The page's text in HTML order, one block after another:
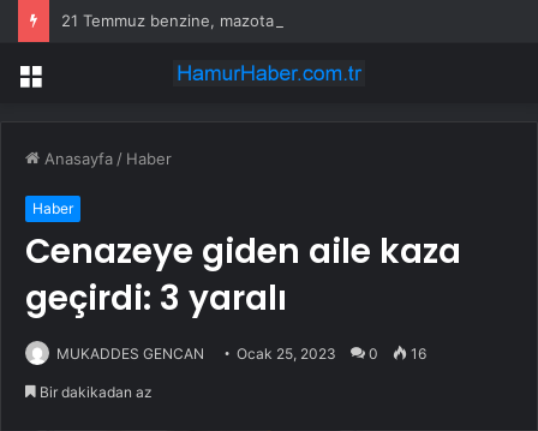
Menü
Anasayfa / Haber
Haber
Cenazeye giden aile kaza
geçirdi: 3 yaralı
MUKADDES GENCAN Ocak 25, 2023 0 16
Bir dakikadan az